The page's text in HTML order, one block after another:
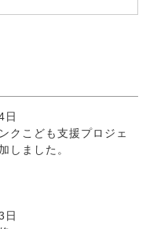
日
クこども支援プロジェ
しました。
日